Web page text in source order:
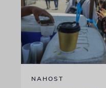
NAHOST